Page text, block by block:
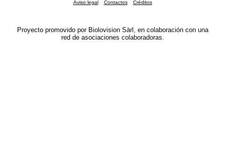
Aviso legal Contactos Créditos
Proyecto promovido por Biolovision Sàrl, en colaboración con una
red de asociaciones colaboradoras.